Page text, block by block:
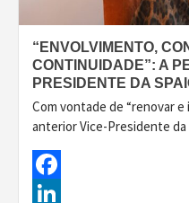
“ENVOLVIMENTO,
CONTINUIDADE”: A
PRESIDENTE DA
Com vontade de “renovar
anterior Vice-Presidente
Facebook